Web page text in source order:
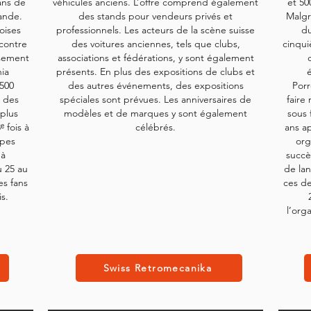
des
fois à
au
fans
des stands pour vendeurs privés et
professionnels. Les acteurs de la scène suisse
des voitures anciennes, tels que clubs,
associations et fédérations, y sont également
présents. En plus des expositions de clubs et
des autres événements, des expositions
spéciales sont prévues. Les anniversaires de
modèles et de marques y sont également
célébrés.
Swiss Retromecanika
faire
sous
ans
de
ces